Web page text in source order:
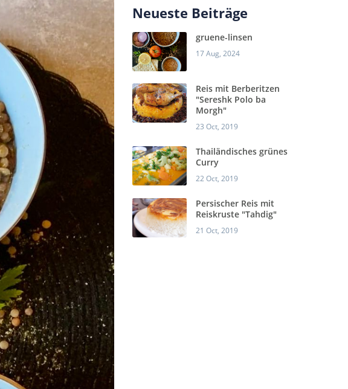
Neueste Beiträge
gruene-linsen
17 Aug, 2024
Reis mit Berberitzen
"Sereshk Polo ba
Morgh"
23 Oct, 2019
Thailändisches grünes
Curry
22 Oct, 2019
Persischer Reis mit
Reiskruste "Tahdig"
21 Oct, 2019